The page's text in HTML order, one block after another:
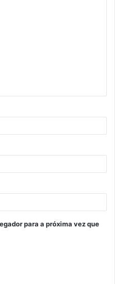
para a próxima vez que